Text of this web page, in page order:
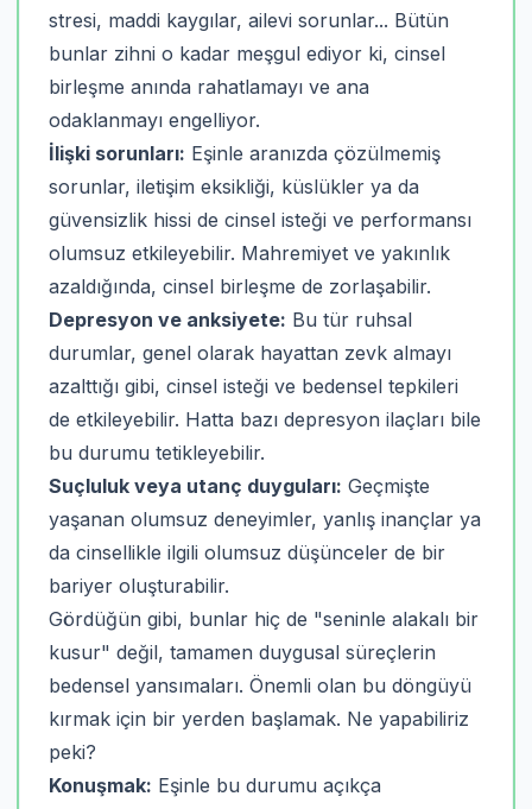
stresi, maddi kaygılar, ailevi sorunlar... Bütün
bunlar zihni o kadar meşgul ediyor ki, cinsel
birleşme anında rahatlamayı ve ana
odaklanmayı engelliyor.
İlişki sorunları: Eşinle aranızda çözülmemiş
sorunlar, iletişim eksikliği, küslükler ya da
güvensizlik hissi de cinsel isteği ve performansı
olumsuz etkileyebilir. Mahremiyet ve yakınlık
azaldığında, cinsel birleşme de zorlaşabilir.
Depresyon ve anksiyete: Bu tür ruhsal
durumlar, genel olarak hayattan zevk almayı
azalttığı gibi, cinsel isteği ve bedensel tepkileri
de etkileyebilir. Hatta bazı depresyon ilaçları bile
bu durumu tetikleyebilir.
Suçluluk veya utanç duyguları: Geçmişte
yaşanan olumsuz deneyimler, yanlış inançlar ya
da cinsellikle ilgili olumsuz düşünceler de bir
bariyer oluşturabilir.
Gördüğün gibi, bunlar hiç de "seninle alakalı bir
kusur" değil, tamamen duygusal süreçlerin
bedensel yansımaları. Önemli olan bu döngüyü
kırmak için bir yerden başlamak. Ne yapabiliriz
peki?
Konuşmak: Eşinle bu durumu açıkça